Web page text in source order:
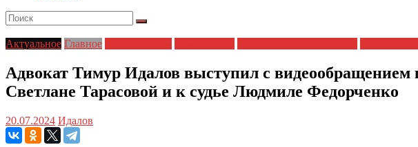
Актуальное Главное
Адвокат Тимур Идалов выступил с
Светлане Тарасовой и к судье Людмиле Федорченко
20.07.2024 Идалов